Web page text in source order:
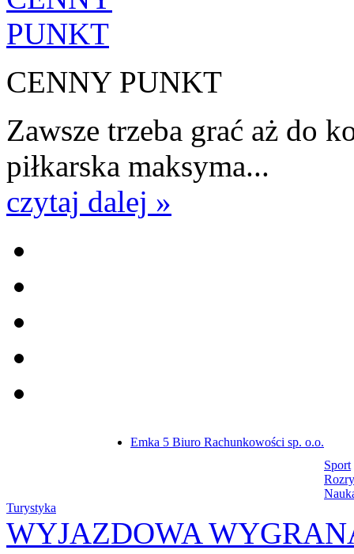
CENNY PUNKT
Zawsze trzeba grać aż do
piłkarska maksyma...
czytaj dalej »
Emka 5 Biuro Rachunkowości sp. o.o.
Sport
Turystyka
WYJAZDOWA